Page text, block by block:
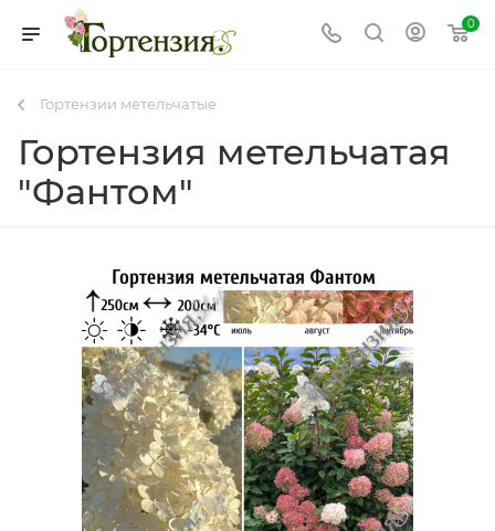
0
Гортензии метельчатые
Гортензия метельчатая
"Фантом"